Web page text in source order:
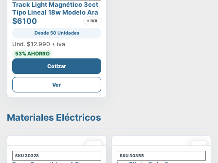
Track Light Magnético 3cct
Tipo Lineal 18w Modelo Ara
$6100 + IVA
Desde 50 Unidades
Und. $12.990 + iva
53% AHORRO
Cotizar
Ver
Materiales Eléctricos
SKU 30328 SKU 30355